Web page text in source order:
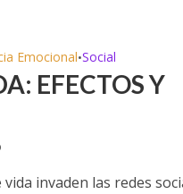
Emocional•Social
EFECTOS Y
invaden las redes